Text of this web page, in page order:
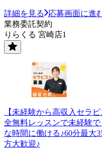
詳細を見る
応募画面に進
業務委託契約
りらくる 宮崎店1
【未経験から高収入セラ
全無料レッスンで未経験
な時間に働ける♪60分最大
方大歓迎♪